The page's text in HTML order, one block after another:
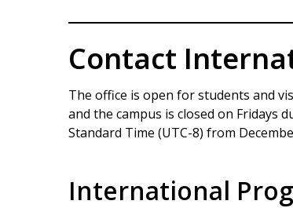
Contact
The office is open for students and
and the campus is closed on Fridays
Standard Time (UTC-8) from
International